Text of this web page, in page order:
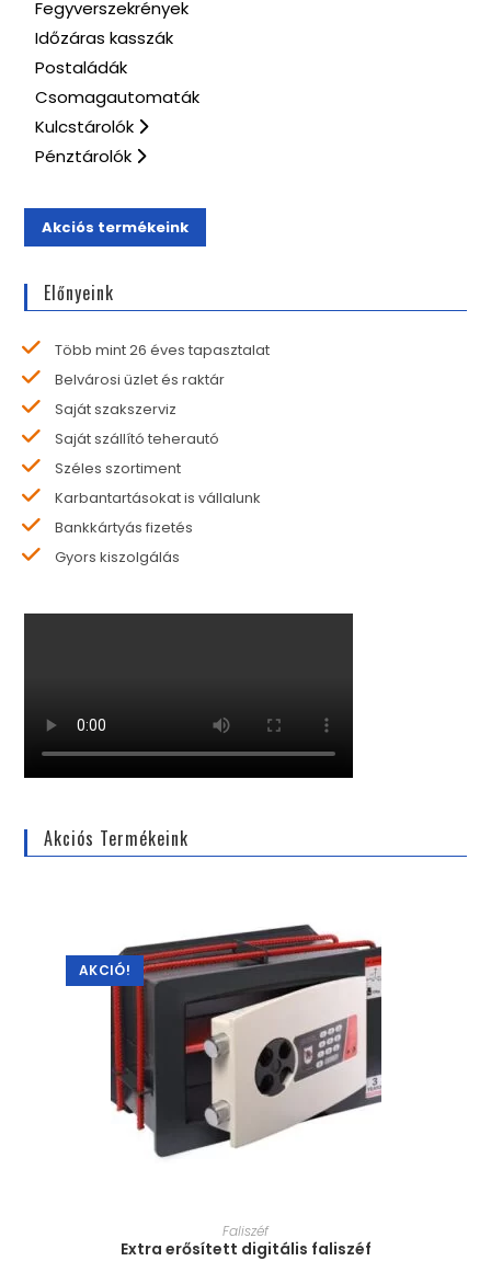
Fegyverszekrények
Időzáras kasszák
Postaládák
Csomagautomaták
Kulcstárolók
Pénztárolók
Akciós termékeink
Előnyeink
Több mint 26 éves tapasztalat
Belvárosi üzlet és raktár
Saját szakszerviz
Saját szállító teherautó
Széles szortiment
Karbantartásokat is vállalunk
Bankkártyás fizetés
Gyors kiszolgálás
Akciós Termékeink
AKCIÓ!
MÉRET VÁLASZTÁSA
Faliszéf
Extra erősített digitális faliszéf